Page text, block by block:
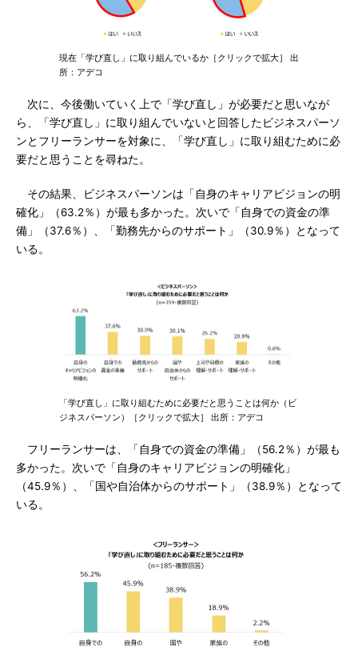
現在「学び直し」に取り組んでいるか［クリックで拡大］ 出
所：アデコ
次に、今後働いていく上で「学び直し」が必要だと思いなが
ら、「学び直し」に取り組んでいないと回答したビジネスパーソ
ンとフリーランサーを対象に、「学び直し」に取り組むために必
要だと思うことを尋ねた。
その結果、ビジネスパーソンは「自身のキャリアビジョンの明
確化」（63.2％）が最も多かった。次いで「自身での資金の準
備」（37.6％）、「勤務先からのサポート」（30.9％）となって
いる。
「学び直し」に取り組むために必要だと思うことは何か（ビ
ジネスパーソン）［クリックで拡大］ 出所：アデコ
フリーランサーは、「自身での資金の準備」（56.2％）が最も
多かった。次いで「自身のキャリアビジョンの明確化」
（45.9％）、「国や自治体からのサポート」（38.9％）となって
いる。